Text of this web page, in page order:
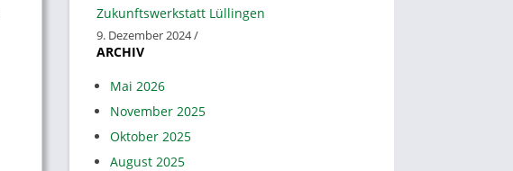
Zukunftswerkstatt Lüllingen
9. Dezember 2024 /
ARCHIV
Mai 2026
November 2025
Oktober 2025
August 2025